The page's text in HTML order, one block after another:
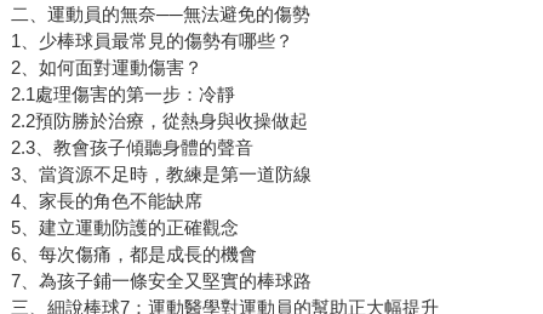
二、運動員的無奈──無法避免的傷勢
1、少棒球員最常見的傷勢有哪些？
2、如何面對運動傷害？
2.1處理傷害的第一步：冷靜
2.2預防勝於治療，從熱身與收操做起
2.3、教會孩子傾聽身體的聲音
3、當資源不足時，教練是第一道防線
4、家長的角色不能缺席
5、建立運動防護的正確觀念
6、每次傷痛，都是成長的機會
7、為孩子鋪一條安全又堅實的棒球路
三、細說棒球7：運動醫學對運動員的幫助正大幅提升